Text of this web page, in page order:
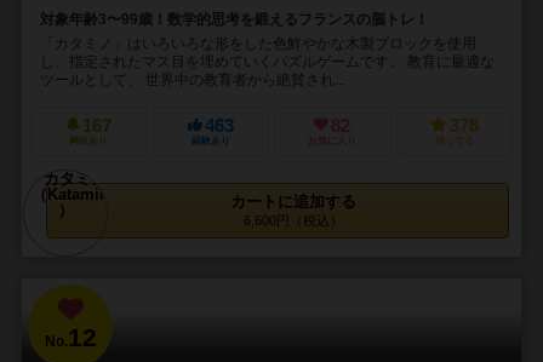
対象年齢3〜99歳！数学的思考を鍛えるフランスの脳トレ！
「カタミノ」はいろいろな形をした色鮮やかな木製ブロックを使用
し、指定されたマス目を埋めていくパズルゲームです。 教育に最適な
ツールとして、 世界中の教育者から絶賛され...
167
興味あり
463
経験あり
82
お気に入り
378
持ってる
カートに追加する
6,600円（税込）
No.12